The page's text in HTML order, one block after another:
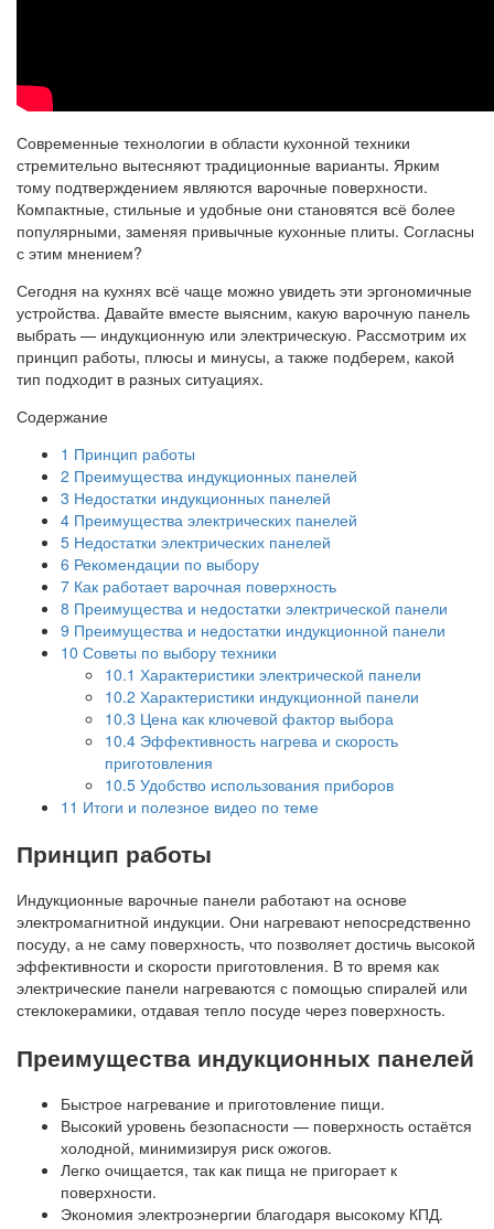
Современные технологии в области кухонной техники
стремительно вытесняют традиционные варианты. Ярким
тому подтверждением являются варочные поверхности.
Компактные, стильные и удобные они становятся всё более
популярными, заменяя привычные кухонные плиты. Согласны
с этим мнением?
Сегодня на кухнях всё чаще можно увидеть эти эргономичные
устройства. Давайте вместе выясним, какую варочную панель
выбрать — индукционную или электрическую. Рассмотрим их
принцип работы, плюсы и минусы, а также подберем, какой
тип подходит в разных ситуациях.
Содержание
1 Принцип работы
2 Преимущества индукционных панелей
3 Недостатки индукционных панелей
4 Преимущества электрических панелей
5 Недостатки электрических панелей
6 Рекомендации по выбору
7 Как работает варочная поверхность
8 Преимущества и недостатки электрической панели
9 Преимущества и недостатки индукционной панели
10 Советы по выбору техники
10.1 Характеристики электрической панели
10.2 Характеристики индукционной панели
10.3 Цена как ключевой фактор выбора
10.4 Эффективность нагрева и скорость
приготовления
10.5 Удобство использования приборов
11 Итоги и полезное видео по теме
Принцип работы
Индукционные варочные панели работают на основе
электромагнитной индукции. Они нагревают непосредственно
посуду, а не саму поверхность, что позволяет достичь высокой
эффективности и скорости приготовления. В то время как
электрические панели нагреваются с помощью спиралей или
стеклокерамики, отдавая тепло посуде через поверхность.
Преимущества индукционных панелей
Быстрое нагревание и приготовление пищи.
Высокий уровень безопасности — поверхность остаётся
холодной, минимизируя риск ожогов.
Легко очищается, так как пища не пригорает к
поверхности.
Экономия электроэнергии благодаря высокому КПД.